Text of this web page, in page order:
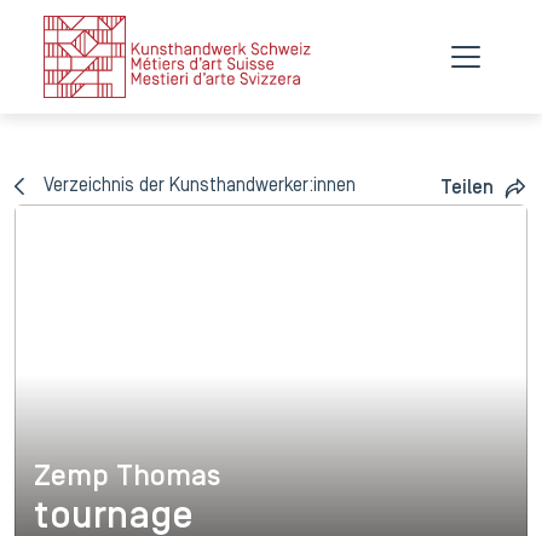
Verzeichnis der Kunsthandwerker:innen Teilen
Zemp Thomas
Zemp Thomas
tournage